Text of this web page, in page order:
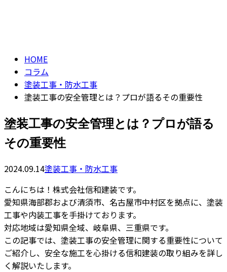
HOME
コラム
塗装工事・防水工事
塗装工事の安全管理とは？プロが語るその重要性
塗装工事の安全管理とは？プロが語る
その重要性
2024.09.14塗装工事・防水工事
こんにちは！株式会社信和建装です。
愛知県海部郡および清須市、名古屋市中村区を拠点に、塗装
工事や内装工事を手掛けております。
対応地域は愛知県全域、岐阜県、三重県です。
この記事では、塗装工事の安全管理に関する重要性について
ご紹介し、安全な施工を心掛ける信和建装の取り組みを詳し
く解説いたします。